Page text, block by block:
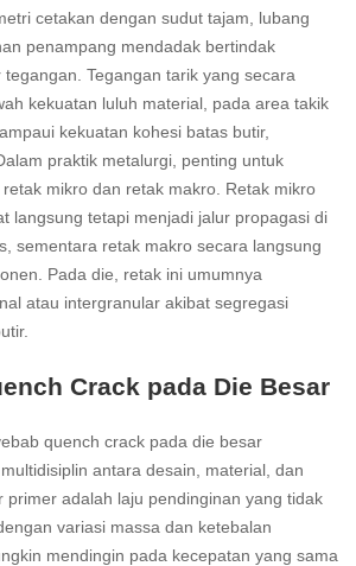
cetakan dengan sudut tajam, lubang
penampang mendadak bertindak
Tegangan tarik yang secara
kekuatan luluh material, pada area takik
kekuatan kohesi batas butir,
praktik metalurgi, penting untuk
mikro dan retak makro. Retak mikro
langsung tetapi menjadi jalur propagasi di
sementara retak makro secara langsung
Pada die, retak ini umumnya
atau intergranular akibat segregasi
Crack pada Die Besar
quench crack pada die besar
antara desain, material, dan
primer adalah laju pendinginan yang tidak
variasi massa dan ketebalan
mendingin pada kecepatan yang sama